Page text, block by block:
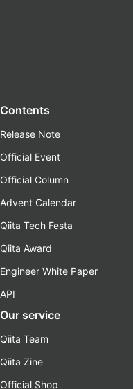
Contents
Release Note
Official Event
Official Column
Advent Calendar
Qiita Tech Festa
Qiita Award
Engineer White Paper
API
Our service
Qiita Team
Qiita Zine
Official Shop